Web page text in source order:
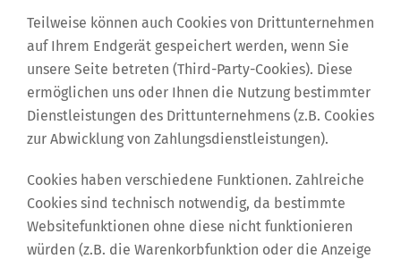
Teilweise können auch Cookies von Drittunternehmen
auf Ihrem Endgerät gespeichert werden, wenn Sie
unsere Seite betreten (Third-Party-Cookies). Diese
ermöglichen uns oder Ihnen die Nutzung bestimmter
Dienstleistungen des Drittunternehmens (z.B. Cookies
zur Abwicklung von Zahlungsdienstleistungen).
Cookies haben verschiedene Funktionen. Zahlreiche
Cookies sind technisch notwendig, da bestimmte
Websitefunktionen ohne diese nicht funktionieren
würden (z.B. die Warenkorbfunktion oder die Anzeige